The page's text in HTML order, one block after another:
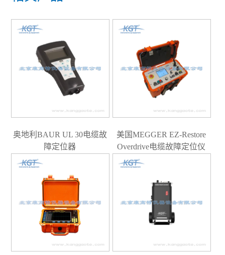
奥地利BAUR UL 30电缆故
障定位器
美国MEGGER EZ-Restore
Overdrive电缆故障定位仪